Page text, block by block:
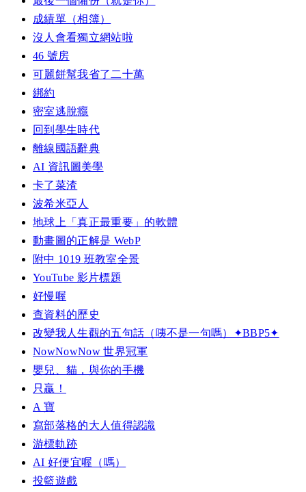
成績單（相簿）
沒人會看獨立網站啦
46 號房
可麗餅幫我省了二十萬
綁約
密室逃脫癮
回到學生時代
離線國語辭典
AI 資訊圖美學
卡了菜渣
波希米亞人
地球上「真正最重要」的軟體
動畫圖的正解是 WebP
附中 1019 班教室全景
YouTube 影片標題
好慢喔
查資料的歷史
改變我人生觀的五句話（咦不是一句嗎）✦BBP5✦
NowNowNow 世界冠軍
嬰兒、貓，與你的手機
只贏！
A 寶
寫部落格的大人值得認識
游標軌跡
AI 好便宜喔（嗎）
投籃遊戲